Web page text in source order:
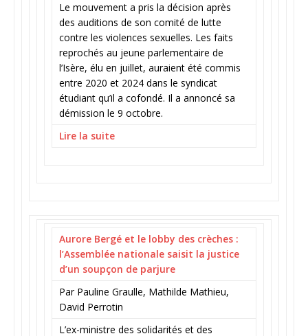
Le mouvement a pris la décision après
des auditions de son comité de lutte
contre les violences sexuelles. Les faits
reprochés au jeune parlementaire de
l’Isère, élu en juillet, auraient été commis
entre 2020 et 2024 dans le syndicat
étudiant qu’il a cofondé. Il a annoncé sa
démission le 9 octobre.
Lire la suite
Aurore Bergé et le lobby des crèches :
l’Assemblée nationale saisit la justice
d’un soupçon de parjure
Par Pauline Graulle, Mathilde Mathieu,
David Perrotin
L’ex-ministre des solidarités et des